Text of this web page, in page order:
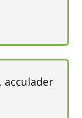
acculader